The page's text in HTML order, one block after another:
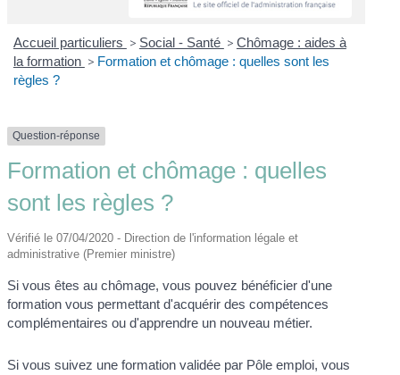
Accueil particuliers > Social - Santé > Chômage : aides à
la formation > Formation et chômage : quelles sont les
règles ?
Question-réponse
Formation et chômage : quelles
sont les règles ?
Vérifié le 07/04/2020 - Direction de l'information légale et
administrative (Premier ministre)
Si vous êtes au chômage, vous pouvez bénéficier d'une
formation vous permettant d'acquérir des compétences
complémentaires ou d'apprendre un nouveau métier.
Si vous suivez une formation validée par Pôle emploi, vous